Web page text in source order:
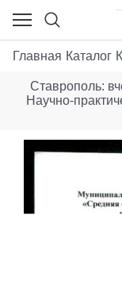
Главная Каталог
Ставрополь:
Научно-